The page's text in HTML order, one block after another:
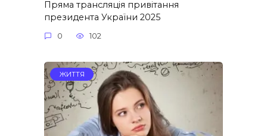
Пряма трансляція привітання
президента України 2025
0 102
ЖИТТЯ